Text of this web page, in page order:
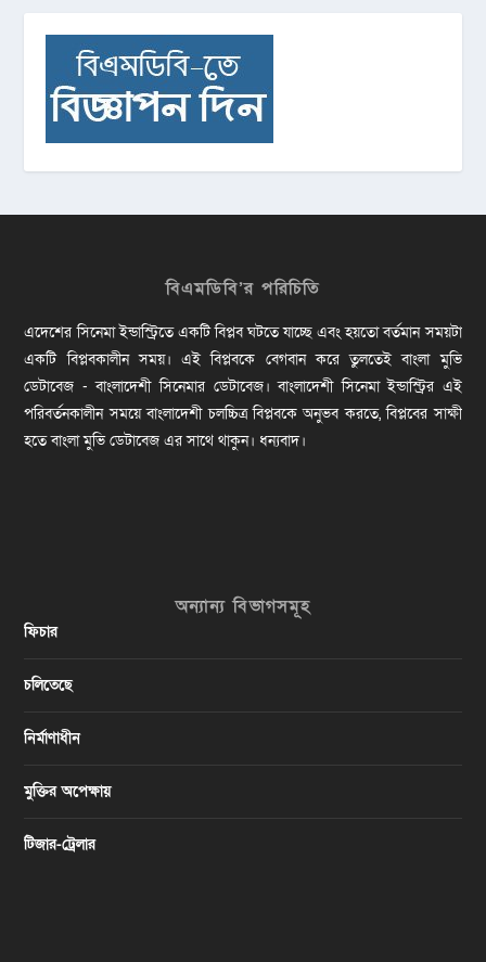
বিএমডিবি’র পরিচিতি
এদেশের সিনেমা ইন্ডাস্ট্রিতে একটি বিপ্লব ঘটতে যাচ্ছে এবং হয়তো বর্তমান সময়টা
একটি বিপ্লবকালীন সময়। এই বিপ্লবকে বেগবান করে তুলতেই বাংলা মুভি
ডেটাবেজ - বাংলাদেশী সিনেমার ডেটাবেজ। বাংলাদেশী সিনেমা ইন্ডাস্ট্রির এই
পরিবর্তনকালীন সময়ে বাংলাদেশী চলচ্চিত্র বিপ্লবকে অনুভব করতে, বিপ্লবের সাক্ষী
হতে বাংলা মুভি ডেটাবেজ এর সাথে থাকুন। ধন্যবাদ।
অন্যান্য বিভাগসমূহ
ফিচার
চলিতেছে
নির্মাণাধীন
মুক্তির অপেক্ষায়
টিজার-ট্রেলার